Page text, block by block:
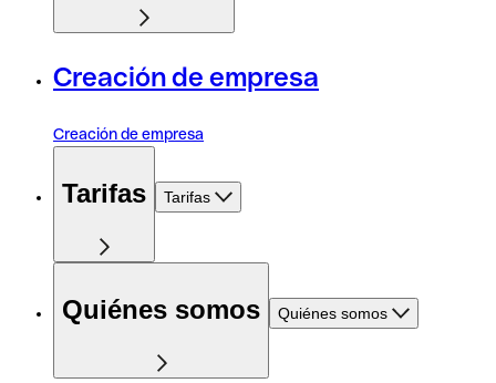
Creación de empresa
Creación de empresa
Tarifas Tarifas
Quiénes somos Quiénes somos